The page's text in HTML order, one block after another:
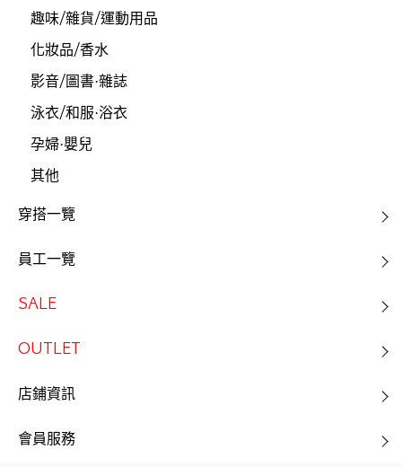
趣味/雜貨/運動用品
化妝品/香水
影音/圖書·雜誌
泳衣/和服·浴衣
孕婦·嬰兒
其他
穿搭一覽
員工一覽
SALE
OUTLET
店鋪資訊
會員服務